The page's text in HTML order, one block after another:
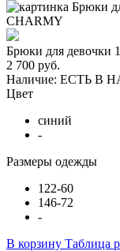
Брюки для девочки
2 700 руб.
Наличие: ЕСТЬ В
Цвет
синий
-
Размеры одежды
122-60
146-72
-
В корзину Таблица